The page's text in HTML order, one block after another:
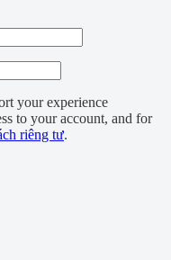
your experience
to your account, and for
riêng tư.